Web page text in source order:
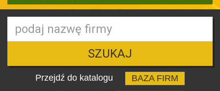
SZUKAJ
Przejdź do katalogu
BAZA FIRM